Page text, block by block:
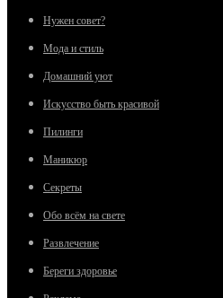
Нужен совет?
Мода и стиль
Домашний уют
Искусство быть красивой
Пилинги
Маникюр
Секреты
Обо всём на свете
Развлечение
Береги здоровье